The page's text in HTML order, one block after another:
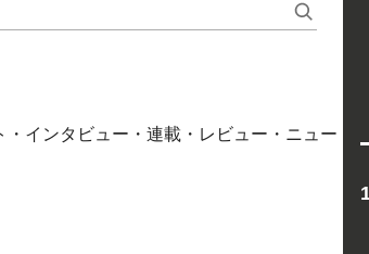
インタビュー・連載・レビュー・ニュー